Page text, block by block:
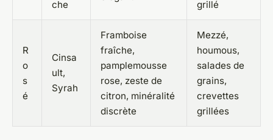
che grillé
R
o
s
é
Cinsa
ult,
Syrah
Framboise
fraîche,
pamplemousse
rose, zeste de
citron, minéralité
discrète
Mezzé,
houmous,
salades de
grains,
crevettes
grillées